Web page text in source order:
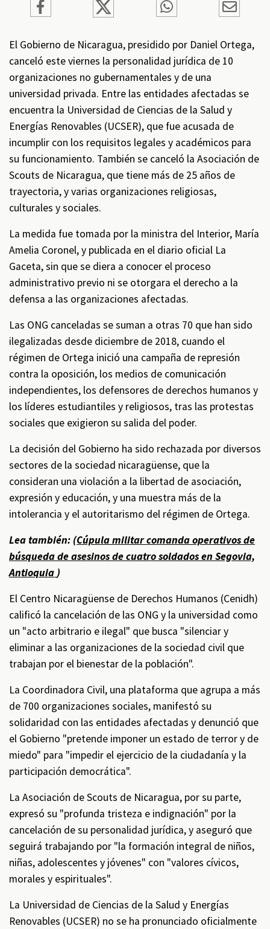
El Gobierno de Nicaragua, presidido por Daniel Ortega,
canceló este viernes la personalidad jurídica de 10
organizaciones no gubernamentales y de una
universidad privada. Entre las entidades afectadas se
encuentra la Universidad de Ciencias de la Salud y
Energías Renovables (UCSER), que fue acusada de
incumplir con los requisitos legales y académicos para
su funcionamiento. También se canceló la Asociación de
Scouts de Nicaragua, que tiene más de 25 años de
trayectoria, y varias organizaciones religiosas,
culturales y sociales.
La medida fue tomada por la ministra del Interior, María
Amelia Coronel, y publicada en el diario oficial La
Gaceta, sin que se diera a conocer el proceso
administrativo previo ni se otorgara el derecho a la
defensa a las organizaciones afectadas.
Las ONG canceladas se suman a otras 70 que han sido
ilegalizadas desde diciembre de 2018, cuando el
régimen de Ortega inició una campaña de represión
contra la oposición, los medios de comunicación
independientes, los defensores de derechos humanos y
los líderes estudiantiles y religiosos, tras las protestas
sociales que exigieron su salida del poder.
La decisión del Gobierno ha sido rechazada por diversos
sectores de la sociedad nicaragüense, que la
consideran una violación a la libertad de asociación,
expresión y educación, y una muestra más de la
intolerancia y el autoritarismo del régimen de Ortega.
Lea también: (Cúpula militar comanda operativos de
búsqueda de asesinos de cuatro soldados en Segovia,
Antioquia )
El Centro Nicaragüense de Derechos Humanos (Cenidh)
calificó la cancelación de las ONG y la universidad como
un "acto arbitrario e ilegal" que busca "silenciar y
eliminar a las organizaciones de la sociedad civil que
trabajan por el bienestar de la población".
La Coordinadora Civil, una plataforma que agrupa a más
de 700 organizaciones sociales, manifestó su
solidaridad con las entidades afectadas y denunció que
el Gobierno "pretende imponer un estado de terror y de
miedo" para "impedir el ejercicio de la ciudadanía y la
participación democrática".
La Asociación de Scouts de Nicaragua, por su parte,
expresó su "profunda tristeza e indignación" por la
cancelación de su personalidad jurídica, y aseguró que
seguirá trabajando por "la formación integral de niños,
niñas, adolescentes y jóvenes" con "valores cívicos,
morales y espirituales".
La Universidad de Ciencias de la Salud y Energías
Renovables (UCSER) no se ha pronunciado oficialmente